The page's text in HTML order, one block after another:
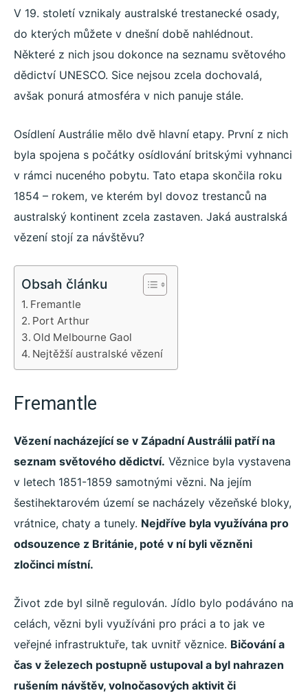
V 19. století vznikaly australské trestanecké osady,
do kterých můžete v dnešní době nahlédnout.
Některé z nich jsou dokonce na seznamu světového
dědictví UNESCO. Sice nejsou zcela dochovalá,
avšak ponurá atmosféra v nich panuje stále.
Osídlení Austrálie mělo dvě hlavní etapy. První z nich
byla spojena s počátky osídlování britskými vyhnanci
v rámci nuceného pobytu. Tato etapa skončila roku
1854 – rokem, ve kterém byl dovoz trestanců na
australský kontinent zcela zastaven. Jaká australská
vězení stojí za návštěvu?
Obsah článku
Fremantle
Port Arthur
Old Melbourne Gaol
Nejtěžší australské vězení
Fremantle
Vězení nacházející se v Západní Austrálii patří na
seznam světového dědictví. Věznice byla vystavena
v letech 1851-1859 samotnými vězni. Na jejím
šestihektarovém území se nacházely vězeňské bloky,
vrátnice, chaty a tunely. Nejdříve byla využívána pro
odsouzence z Británie, poté v ní byli vězněni
zločinci místní.
Život zde byl silně regulován. Jídlo bylo podáváno na
celách, vězni byli využíváni pro práci a to jak ve
veřejné infrastruktuře, tak uvnitř věznice. Bičování a
čas v železech postupně ustupoval a byl nahrazen
rušením návštěv, volnočasových aktivit či